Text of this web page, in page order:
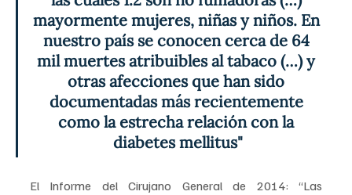
mayormente mujeres, niñas y niños. En
nuestro país se conocen cerca de 64
mil muertes atribuibles al tabaco (…) y
otras afecciones que han sido
documentadas más recientemente
como la estrecha relación con la
diabetes mellitus"
El Informe del Cirujano General de 2014: “Las